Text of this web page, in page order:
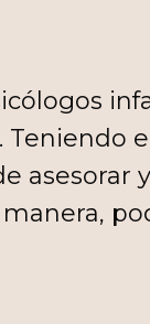
Teniendo